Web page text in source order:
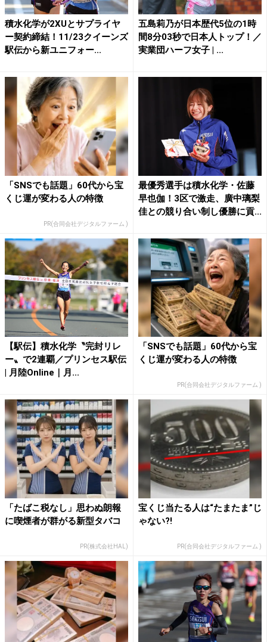
積水化学が2XUとサプライヤ
ー契約締結！11/23クイーンズ
駅伝から新ユニフォー...
五島莉乃が日本歴代5位の1時
間8分03秒で日本人トップ！／
実業団ハーフ女子 | ...
「SNSでも話題」60代から宝
くじ運が変わる人の特徴
PR(合同会社デジタルファーム )
最優秀選手は積水化学・佐藤
早也伽！3区で激走、廣中璃梨
佳との競り合い制し優勝に貢...
【駅伝】積水化学〝完封リレ
ー〟で2連覇／プリンセス駅伝
| 月陸Online｜月...
「SNSでも話題」60代から宝
くじ運が変わる人の特徴
PR(合同会社デジタルファーム )
「たばこ税なし」思わぬ朗報
に喫煙者が群がる新型タバコ
PR(株式会社HAL)
宝くじ当たる人は“たまたま”じ
ゃない?!
PR(合同会社デジタルファーム )